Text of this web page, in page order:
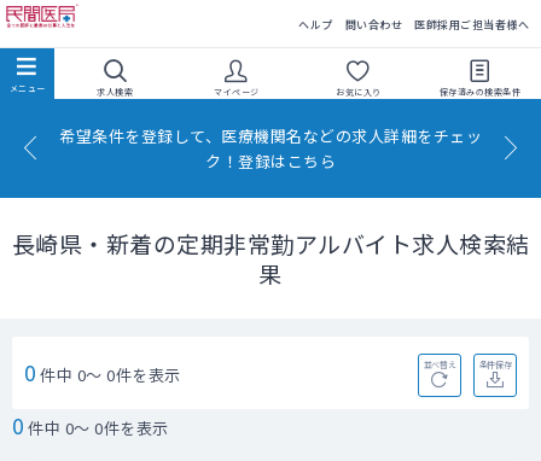
ヘルプ 問い合わせ 医師採用ご担当者様へ
求人検索 マイページ お気に入り 保存済みの検索条件
希望条件を登録して、医療機関名などの求人詳細をチェッ
ク！登録はこちら
長崎県・新着の定期非常勤アルバイト求人検索結
果
0 件中 0～ 0件を表示 並べ替え 条件保存
0 件中 0～ 0件を表示